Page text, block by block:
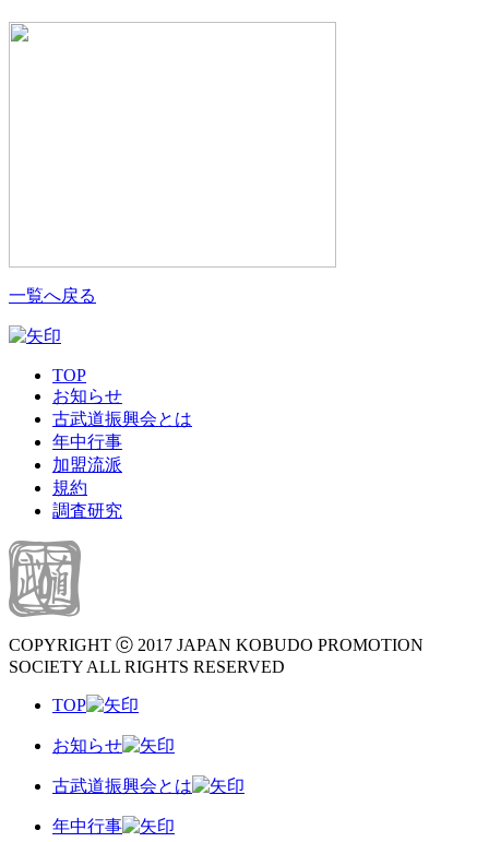
一覧へ戻る
TOP
お知らせ
古武道振興会とは
年中行事
加盟流派
規約
調査研究
COPYRIGHT ⓒ 2017 JAPAN KOBUDO PROMOTION
SOCIETY ALL RIGHTS RESERVED
TOP
お知らせ
古武道振興会とは
年中行事